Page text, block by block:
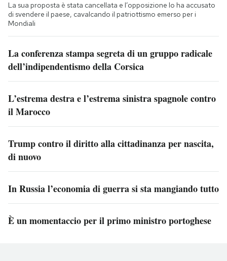
La sua proposta è stata cancellata e l’opposizione lo ha accusato
di svendere il paese, cavalcando il patriottismo emerso per i
Mondiali
La conferenza stampa segreta di un gruppo radicale
dell’indipendentismo della Corsica
L’estrema destra e l’estrema sinistra spagnole contro
il Marocco
Trump contro il diritto alla cittadinanza per nascita,
di nuovo
In Russia l’economia di guerra si sta mangiando tutto
È un momentaccio per il primo ministro portoghese